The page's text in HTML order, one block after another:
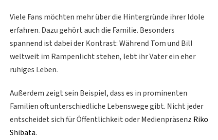
Viele Fans möchten mehr über die Hintergründe ihrer Idole
erfahren. Dazu gehört auch die Familie. Besonders
spannend ist dabei der Kontrast: Während Tom und Bill
weltweit im Rampenlicht stehen, lebt ihr Vater ein eher
ruhiges Leben.
Außerdem zeigt sein Beispiel, dass es in prominenten
Familien oft unterschiedliche Lebenswege gibt. Nicht jeder
entscheidet sich für Öffentlichkeit oder Medienpräsenz Riko
Shibata.